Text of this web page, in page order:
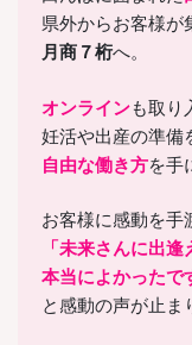
県外からお客様が
月商７桁へ。
オンラインも取り
妊活や出産の準備
自由な働き方を手
お客様に感動を手
「未来さんに出逢
本当によかったで
と感動の声が止ま